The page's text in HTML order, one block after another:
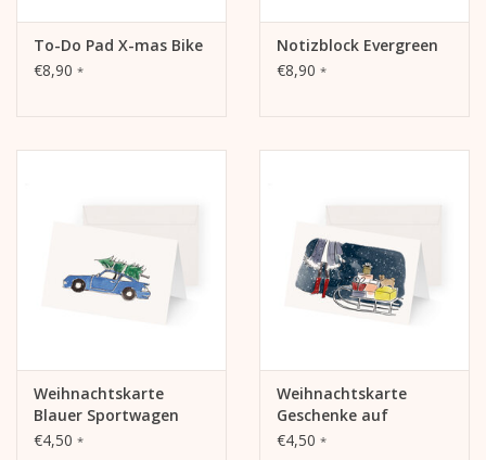
To-Do Pad X-mas Bike
€8,90 *
Notizblock Evergreen
€8,90 *
Weihnachtskarte
Blauer Sportwagen
€4,50 *
Weihnachtskarte
Geschenke auf
Schlitten
€4,50 *